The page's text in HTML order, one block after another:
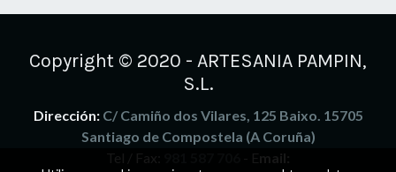
Copyright © 2020 - ARTESANIA PAMPIN,
S.L.
Dirección: C/ Camiño dos Vilares, 125 Baixo. 15705
Santiago de Compostela (A Coruña)